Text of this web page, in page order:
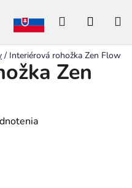
Hľadať
/ Interiérová rohožka Zen Flow
Zen